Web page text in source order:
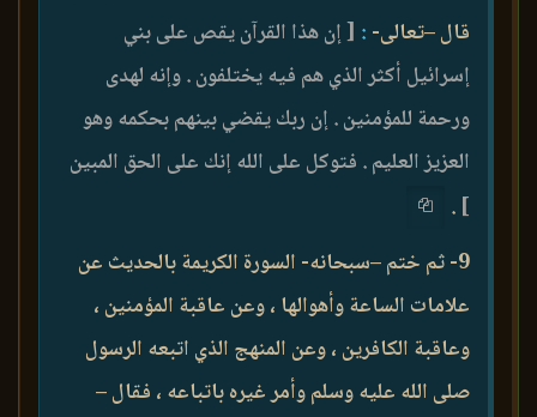
قال –تعالى- : [ إن هذا القرآن يقص على بني
إسرائيل أكثر الذي هم فيه يختلفون . وإنه لهدى
ورحمة للمؤمنين . إن ربك يقضي بينهم بحكمه وهو
العزيز العليم . فتوكل على الله إنك على الحق المبين
]
.
9- ثم ختم –سبحانه- السورة الكريمة بالحديث عن
علامات الساعة وأهوالها ، وعن عاقبة المؤمنين ،
وعاقبة الكافرين ، وعن المنهج الذي اتبعه الرسول
صلى الله عليه وسلم وأمر غيره باتباعه ، فقال –